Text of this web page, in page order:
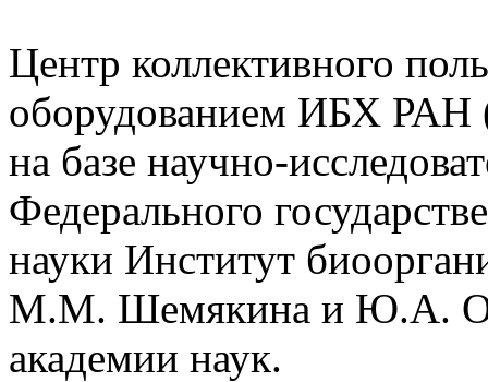
Центр коллективного
оборудованием ИБХ РАН
на базе научно-
Федерального
науки Институт
М.М. Шемякина и Ю.А.
академии наук.